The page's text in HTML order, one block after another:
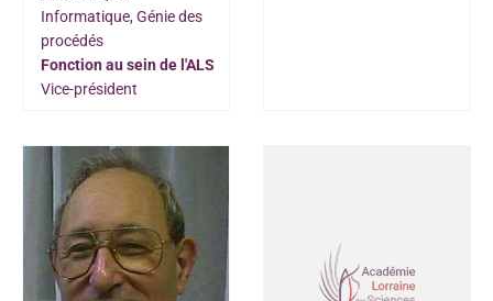
Informatique, Génie des
procédés
Fonction au sein de l'ALS
Vice-président